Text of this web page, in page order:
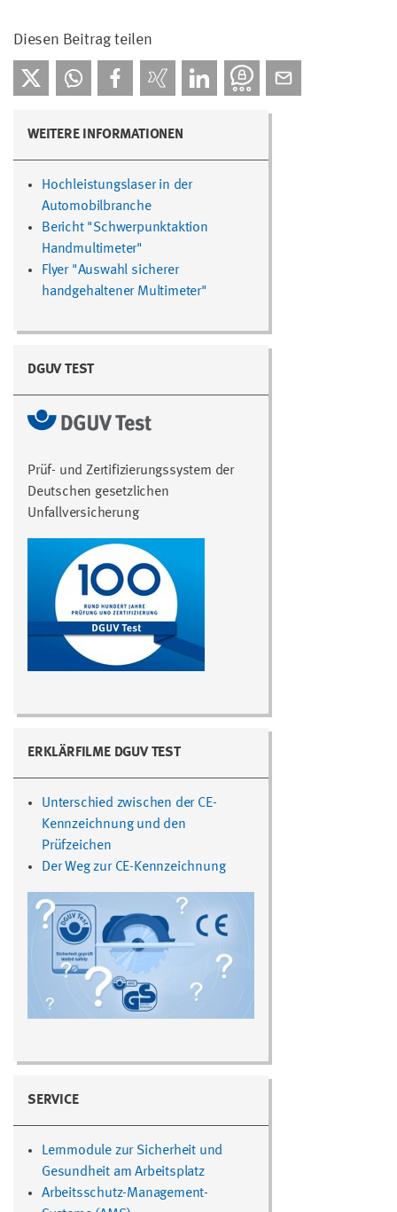
Diesen Beitrag teilen
WEITERE INFORMATIONEN
Hochleistungslaser in der
Automobilbranche
Bericht "Schwerpunktaktion
Handmultimeter"
Flyer "Auswahl sicherer
handgehaltener Multimeter"
DGUV TEST
Prüf- und Zertifizierungssystem der
Deutschen gesetzlichen
Unfallversicherung
ERKLÄRFILME DGUV TEST
Unterschied zwischen der CE-
Kennzeichnung und den
Prüfzeichen
Der Weg zur CE-Kennzeichnung
SERVICE
Lernmodule zur Sicherheit und
Gesundheit am Arbeitsplatz
Arbeitsschutz-Management-